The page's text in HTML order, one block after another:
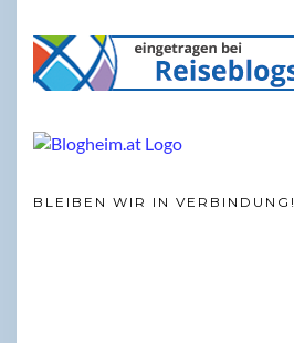
BLEIBEN WIR IN VERBINDUNG!